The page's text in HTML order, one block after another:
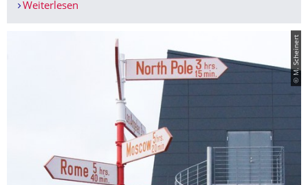
Weiterlesen
© M. Scheinert